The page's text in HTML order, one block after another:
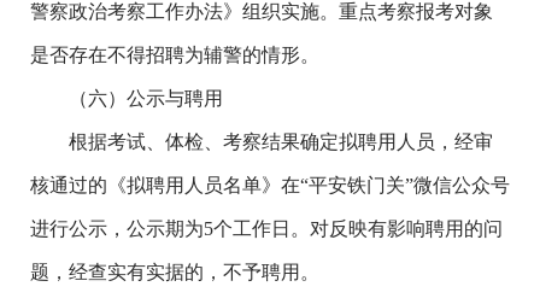
警察政治考察工作办法》组织实施。重点考察报考对象
是否存在不得招聘为辅警的情形。
（六）公示与聘用
根据考试、体检、考察结果确定拟聘用人员，经审
核通过的《拟聘用人员名单》在“平安铁门关”微信公众号
进行公示，公示期为5个工作日。对反映有影响聘用的问
题，经查实有实据的，不予聘用。